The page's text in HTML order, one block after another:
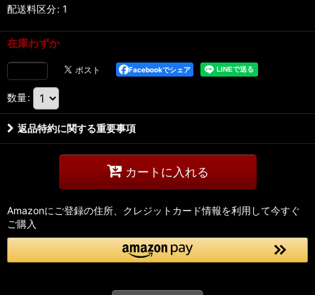
配送料区分: 1
在庫わずか
Facebookでシェア
数量:
返品特約に関する重要事項
カートに入れる
Amazonにご登録の住所、クレジットカード情報を利用して今すぐ
ご購入